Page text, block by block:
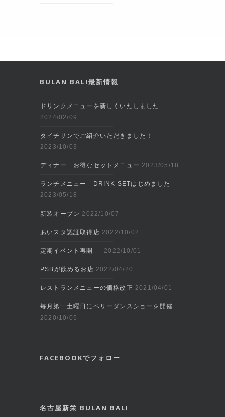
BULAN BALI最新情報
ドリンクメニューを新しくいたしました
2024/02/09
タイチサンでご紹介いただきました！
2023/10/03
ディナー お得なセットメニュー 2023/05/18
ランチメニュー DRINK SETはじめました
2023/05/18
新装オープン 2022/10/07
あいスタ認証取得店 2022/10/02
定期イベント再開 2022/10/01
PSBが飲めるお店 2022/04/20
レストランメニューの価格改正 2021/04/01
毎月第一土曜日にベリーダンスショーを開催
2020/10/05
FACEBOOKでフォロー
名古屋新栄 BULAN BALI